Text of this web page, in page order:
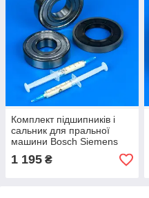
Комплект підшипників і
сальник для пральної
машини Bosch Siemens
00198726
(306+307+42,4*80*10/12 +
1 195 ₴